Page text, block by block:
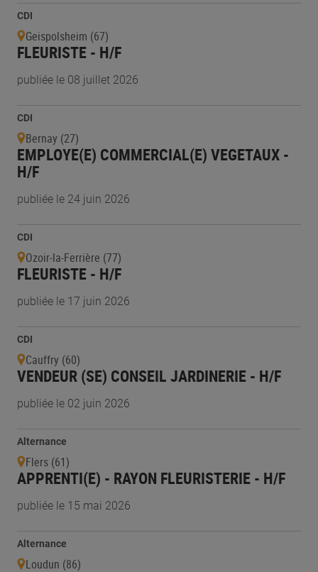
CDI
Geispolsheim (67)
FLEURISTE - H/F
publiée le 08 juillet 2026
CDI
Bernay (27)
EMPLOYE(E) COMMERCIAL(E) VEGETAUX -
H/F
publiée le 24 juin 2026
CDI
Ozoir-la-Ferrière (77)
FLEURISTE - H/F
publiée le 17 juin 2026
CDI
Cauffry (60)
VENDEUR (SE) CONSEIL JARDINERIE - H/F
publiée le 02 juin 2026
Alternance
Flers (61)
APPRENTI(E) - RAYON FLEURISTERIE - H/F
publiée le 15 mai 2026
Alternance
Loudun (86)